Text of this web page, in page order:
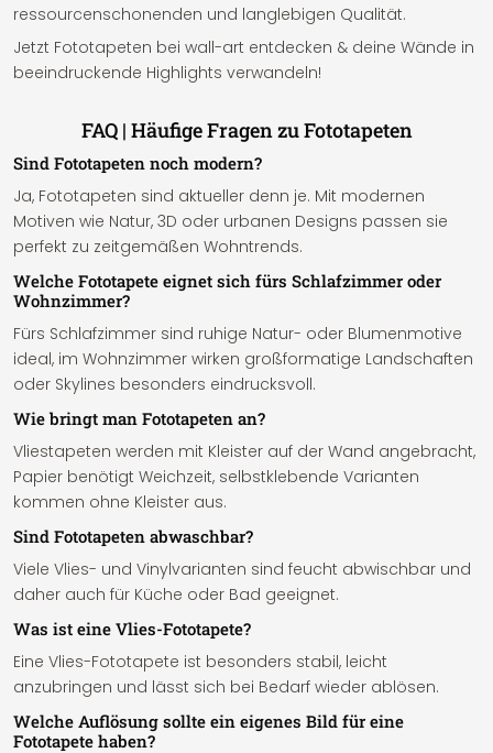
ressourcenschonenden und langlebigen Qualität.
Jetzt Fototapeten bei wall-art entdecken & deine Wände in
beeindruckende Highlights verwandeln!
FAQ | Häufige Fragen zu Fototapeten
Sind Fototapeten noch modern?
Ja, Fototapeten sind aktueller denn je. Mit modernen
Motiven wie Natur, 3D oder urbanen Designs passen sie
perfekt zu zeitgemäßen Wohntrends.
Welche Fototapete eignet sich fürs Schlafzimmer oder
Wohnzimmer?
Fürs Schlafzimmer sind ruhige Natur- oder Blumenmotive
ideal, im Wohnzimmer wirken großformatige Landschaften
oder Skylines besonders eindrucksvoll.
Wie bringt man Fototapeten an?
Vliestapeten werden mit Kleister auf der Wand angebracht,
Papier benötigt Weichzeit, selbstklebende Varianten
kommen ohne Kleister aus.
Sind Fototapeten abwaschbar?
Viele Vlies- und Vinylvarianten sind feucht abwischbar und
daher auch für Küche oder Bad geeignet.
Was ist eine Vlies-Fototapete?
Eine Vlies-Fototapete ist besonders stabil, leicht
anzubringen und lässt sich bei Bedarf wieder ablösen.
Welche Auflösung sollte ein eigenes Bild für eine
Fototapete haben?